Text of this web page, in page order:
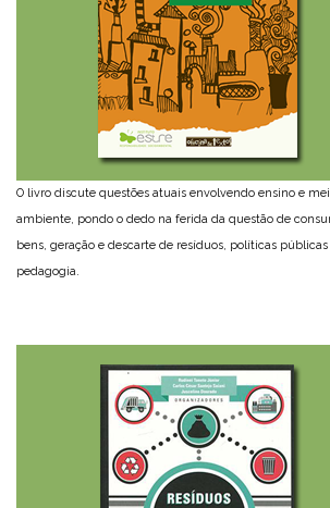
O livro discute questões atuais envolvendo ensino e
ambiente, pondo o dedo na ferida da questão de
bens, geração e descarte de resíduos, políticas públicas
pedagogia.